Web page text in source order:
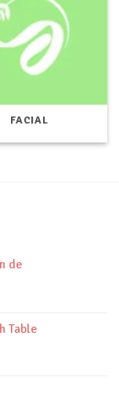
FACIAL
de
Table